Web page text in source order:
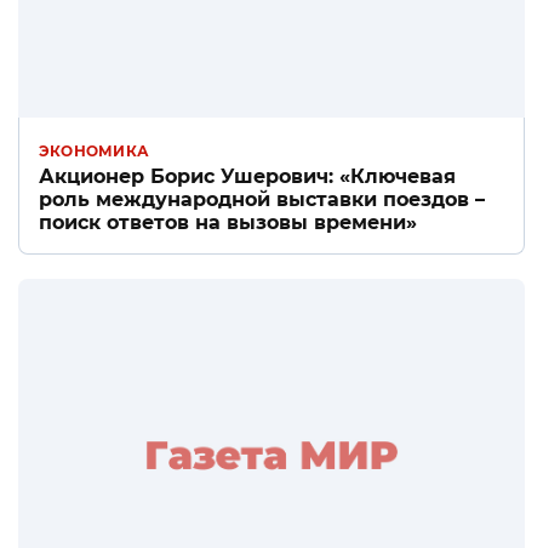
ЭКОНОМИКА
Акционер Борис Ушерович: «Ключевая
роль международной выставки поездов –
поиск ответов на вызовы времени»